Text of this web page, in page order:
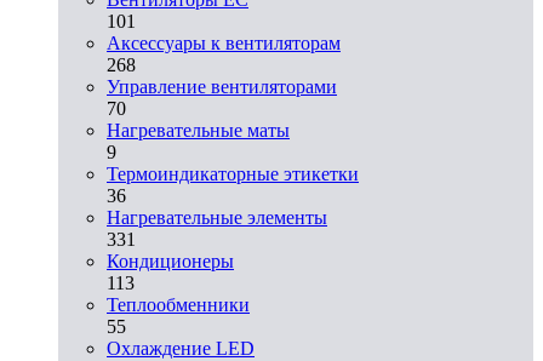
101
Аксессуары к вентиляторам
268
Управление вентиляторами
70
Нагревательные маты
9
Термоиндикаторные этикетки
36
Нагревательные элементы
331
Кондиционеры
113
Теплообменники
55
Охлаждение LED